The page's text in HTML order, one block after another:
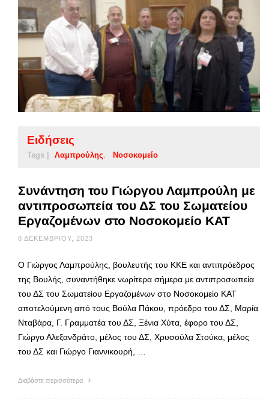
Ειδήσεις
Tags | Λαμπρούλης Νοσοκομείο
Συνάντηση του Γιώργου Λαμπρούλη με
αντιπροσωπεία του ΔΣ του Σωματείου
Εργαζομένων στο Νοσοκομείο ΚΑΤ
8 ΔΕΚΕΜΒΡΊΟΥ, 2023
Ο Γιώργος Λαμπρούλης, βουλευτής του ΚΚΕ και αντιπρόεδρος
της Βουλής, συναντήθηκε νωρίτερα σήμερα με αντιπροσωπεία
του ΔΣ του Σωματείου Εργαζομένων στο Νοσοκομείο ΚΑΤ
αποτελούμενη από τους Βούλα Πάκου, πρόεδρο του ΔΣ, Μαρία
Νταβάρα, Γ. Γραμματέα του ΔΣ, Ξένια Χύτα, έφορο του ΔΣ,
Γιώργο Αλεξανδράτο, μέλος του ΔΣ, Χρυσούλα Στούκα, μέλος
του ΔΣ και Γιώργο Γιαννικουρή, …
Διαβάστε περισσότερα